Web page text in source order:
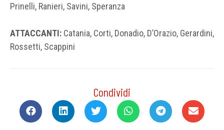
Prinelli, Ranieri, Savini, Speranza
ATTACCANTI: Catania, Corti, Donadio, D’Orazio, Gerardini,
Rossetti, Scappini
Condividi